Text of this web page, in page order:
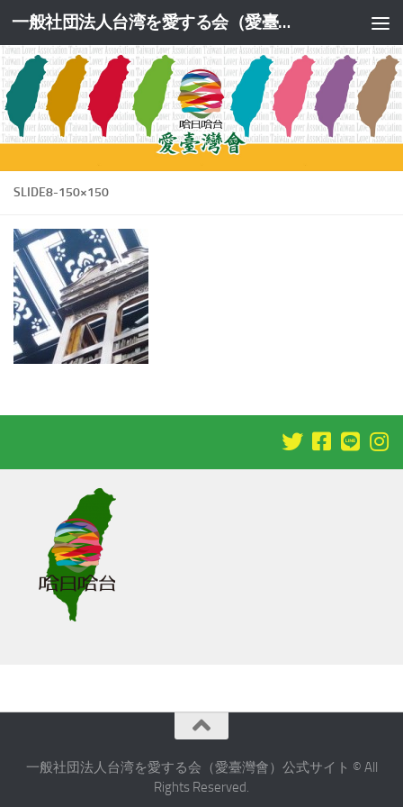
コンテンツへスキップ 一般社団法人台湾を愛する会（愛臺灣會）公式サイト
SLIDE8-150×150
一般社団法人台湾を愛する会（愛臺灣會）公式サイト © All
Rights Reserved.